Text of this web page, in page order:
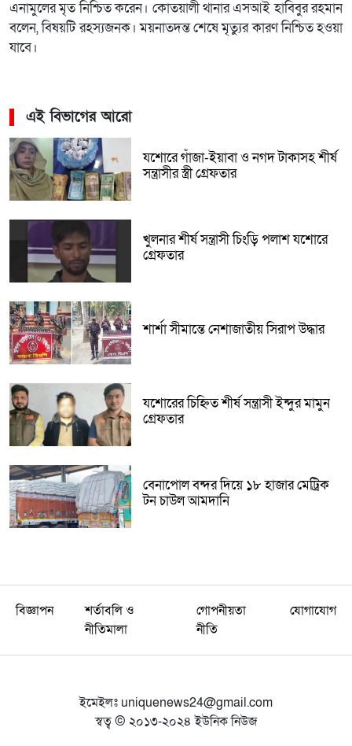
এনামুলের মৃত নিশ্চিত করেন। কোতয়ালী থানার এসআই হাবিবুর রহমান
বলেন, বিষয়টি রহস্যজনক। ময়নাতদন্ত শেষে মৃত্যুর কারণ নিশ্চিত হওয়া
যাবে।
এই বিভাগের আরো
যশোরে গাঁজা-ইয়াবা ও নগদ টাকাসহ শীর্ষ
সন্ত্রাসীর স্ত্রী গ্রেফতার
খুলনার শীর্ষ সন্ত্রাসী চিংড়ি পলাশ যশোরে
গ্রেফতার
শার্শা সীমান্তে নেশাজাতীয় সিরাপ উদ্ধার
যশোরের চিহ্নিত শীর্ষ সন্ত্রাসী ইন্দুর মামুন
গ্রেফতার
বেনাপোল বন্দর দিয়ে ১৮ হাজার মেট্রিক
টন চাউল আমদানি
বিজ্ঞাপন
শর্তাবলি ও
নীতিমালা
গোপনীয়তা
নীতি
যোগাযোগ
ইমেইলঃ uniquenews24@gmail.com
স্বত্ব © ২০১৩-২০২৪ ইউনিক নিউজ